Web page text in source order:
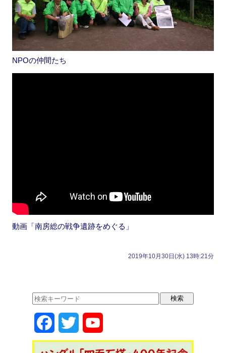
NPOの仲間たち
動画「南房総の戦争遺跡をめぐる」
2019年10月30日(水) 13時:21分
a w o